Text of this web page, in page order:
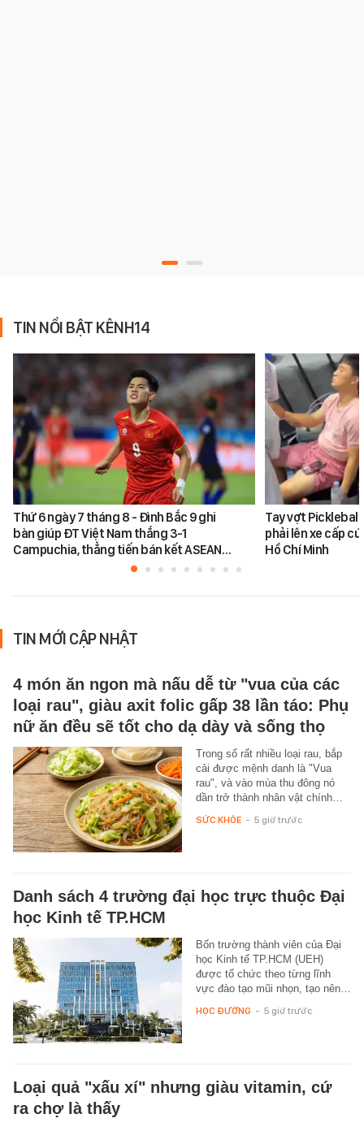
TIN NỔI BẬT KÊNH14
Thứ 6 ngày 7 tháng 8 - Đình Bắc 9 ghi
bàn giúp ĐT Việt Nam thắng 3-1
Campuchia, thẳng tiến bán kết ASEAN…
Tay vợt
phải lên xe cấp
Hồ Chí Minh
TIN MỚI CẬP NHẬT
4 món ăn ngon mà nấu dễ từ "vua của các
loại rau", giàu axit folic gấp 38 lần táo: Phụ
nữ ăn đều sẽ tốt cho dạ dày và sống thọ
Trong số rất nhiều loại rau, bắp
cải được mệnh danh là "Vua
rau", và vào mùa thu đông nó
dần trở thành nhân vật chính…
SỨC KHỎE - 5 giờ trước
Danh sách 4 trường đại học trực thuộc Đại
học Kinh tế TP.HCM
Bốn trường thành viên của Đại
học Kinh tế TP.HCM (UEH)
được tổ chức theo từng lĩnh
vực đào tạo mũi nhọn, tạo nên…
HỌC ĐƯỜNG - 5 giờ trước
Loại quả "xấu xí" nhưng giàu vitamin, cứ
ra chợ là thấy